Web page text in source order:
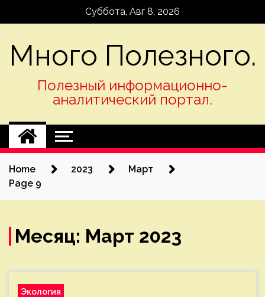
Суббота, Авг 8, 2026
Много Полезного.
Полезный информационно-
аналитический портал.
Home 2023
Март
Page 9
Месяц: Март 2023
Экология